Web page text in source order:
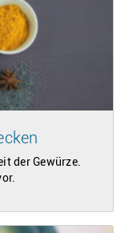
der Gewürze.